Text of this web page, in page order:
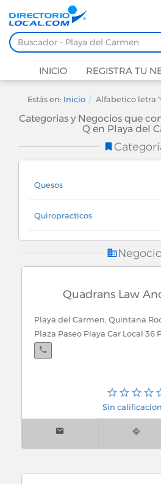
INICIO REGISTRA TU
Estás en: Inicio Alfabetico letra "
Categorias y Negocios que
Q en Playa del
Quesos
Quiropracticos
Quadrans Law
Playa del Carmen, Quintana
Plaza Paseo Playa Car Local 36
Sin